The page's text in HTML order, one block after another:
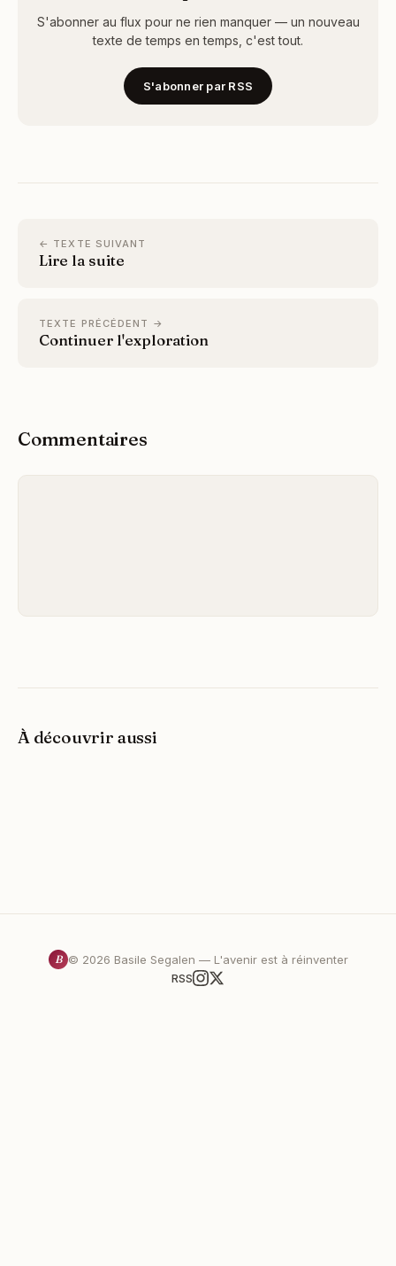
S'abonner au flux pour ne rien manquer — un nouveau
texte de temps en temps, c'est tout.
S'abonner par RSS
← TEXTE SUIVANT
Lire la suite
TEXTE PRÉCÉDENT →
Continuer l'exploration
Commentaires
À découvrir aussi
B © 2026 Basile Segalen — L'avenir est à réinventer
RSS